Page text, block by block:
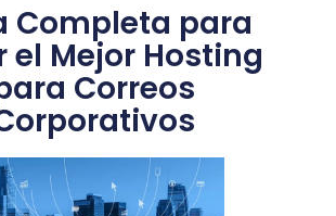
Completa para
el Mejor Hosting
Correos